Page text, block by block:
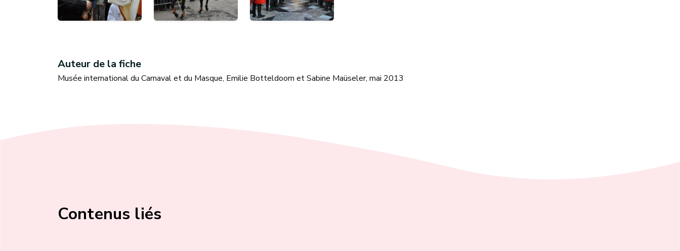
Auteur de la fiche
Musée international du Carnaval et du Masque, Emilie Botteldoorn et Sabine Maüseler, mai 2013
Contenus liés